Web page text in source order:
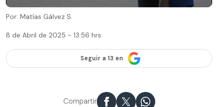
Por: Matías Gálvez S.
8 de Abril de 2025 - 13:56 hrs.
Seguir a 13 en
Compartir